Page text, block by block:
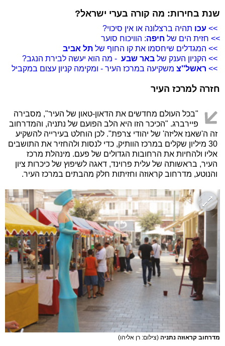
שנת בחירות: מה קורה בערי ישראל?
>> עכו תהיה ברצלונה או אין סיכוי?
>> חזית הים של חיפה: הוויכוח סוער
>> המגדלים שיחסמו את קו החוף של תל אביב
>> הקניון הענק של באר שבע- מה הוא יעשה לבירת הנגב?
>> ראשל''צ משקיעה במרכז העיר - ומקימה קניון עצום במקביל
חזרה למרכז העיר
"בכל העולם מחדשים את הדאון-טאון של העיר", מסבירה
פיירברג. "הכיכר הזו היא הלב הפועם של נתניה, והמדרחוב
זה ה'שאנז אליזה' של יהודי צרפת". לכן הוחלט בעירייה להשקיע
30 מיליון שקלים במרכז הוותיק, כדי לנסות ולהחזיר את התושבים
אליו ולהחיות את הרחובות הגדולים של פעם. מינהלת מרכז
העיר, בראשותה של עלית פרוינד, דאגה לשיפוץ של כיכרות ציון
והנוטע, מדרחוב קראוזה וחזיתות חלק מהבתים במרכז העיר.
מדרחוב קראוזה נתניה (צילום: רן אליהו)